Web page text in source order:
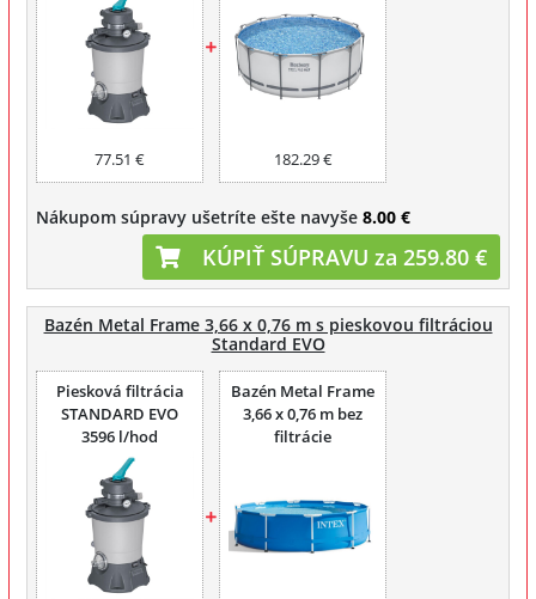
77.51 € 182.29 €
Nákupom súpravy ušetríte ešte navyše 8.00 €
KÚPIŤ SÚPRAVU za 259.80 €
Bazén Metal Frame 3,66 x 0,76 m s pieskovou filtráciou
Standard EVO
Piesková filtrácia
STANDARD EVO
3596 l/hod
Bazén Metal Frame
3,66 x 0,76 m bez
filtrácie